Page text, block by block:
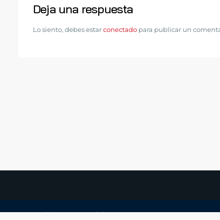
Deja una respuesta
Lo siento, debes estarconectado para publicar un
Copyright DW Inmobiliaria. 2025